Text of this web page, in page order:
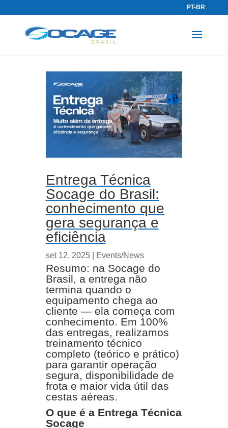
PT-BR
Entrega Técnica
Socage do Brasil:
conhecimento que
gera segurança e
eficiência
set 12, 2025| Events/News
Resumo: na Socage do
Brasil, a entrega não
termina quando o
equipamento chega ao
cliente — ela começa com
conhecimento. Em 100%
das entregas, realizamos
treinamento técnico
completo (teórico e prático)
para garantir operação
segura, disponibilidade de
frota e maior vida útil das
cestas aéreas.
O que é a Entrega Técnica
Socage